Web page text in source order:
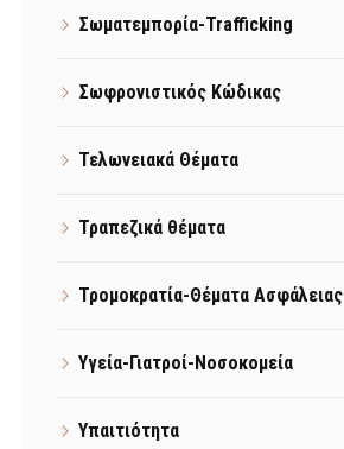
Σωματεμπορία-Trafficking
Σωφρονιστικός Κώδικας
Τελωνειακά Θέματα
Τραπεζικά θέματα
Τρομοκρατία-Θέματα Ασφάλειας
Υγεία-Γιατροί-Νοσοκομεία
Υπαιτιότητα